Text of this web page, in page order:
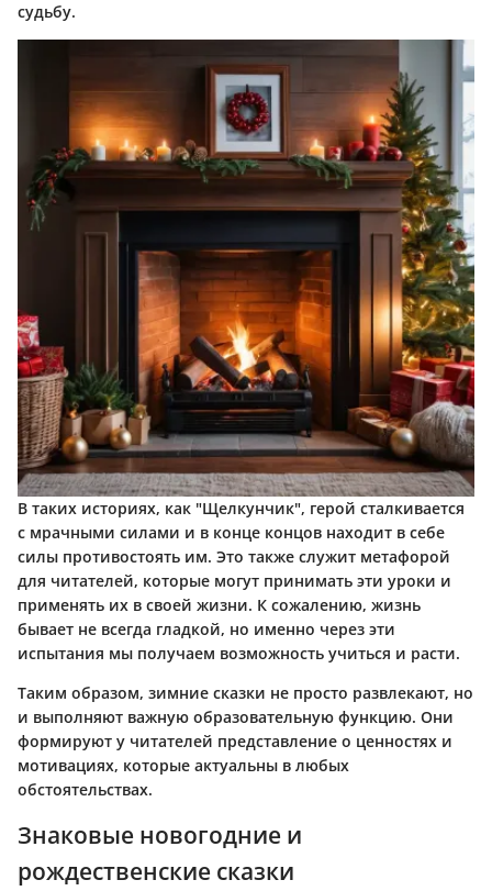
судьбу.
В таких историях, как "Щелкунчик", герой сталкивается
с мрачными силами и в конце концов находит в себе
силы противостоять им. Это также служит метафорой
для читателей, которые могут принимать эти уроки и
применять их в своей жизни. К сожалению, жизнь
бывает не всегда гладкой, но именно через эти
испытания мы получаем возможность учиться и расти.
Таким образом, зимние сказки не просто развлекают, но
и выполняют важную образовательную функцию. Они
формируют у читателей представление о ценностях и
мотивациях, которые актуальны в любых
обстоятельствах.
Знаковые новогодние и
рождественские сказки